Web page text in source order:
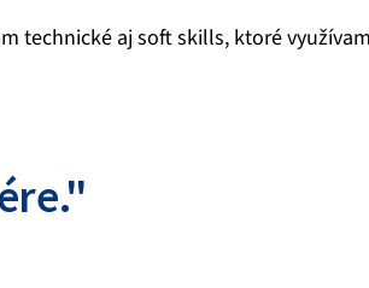
technické aj soft skills, ktoré